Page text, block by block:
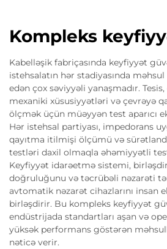
Kompleks
Kabelləşik fabriçasında keyfiyyət
istehsalatın hər stadiyasında məhsul
edən çox səviyyəli yanaşmadır.
mexaniki xüsusiyyətləri və çevrəyə
ölçmək üçün müəyyən test aparıcı
Hər istehsal partiyası, impedorans
qayıtma itilmişi ölçümü və
testləri daxil olmaqla əhəmiyyətli
Keyfiyyət idarəetmə sistemi,
doğruluğunu və təcrübəli nəzarəti
avtomatik nəzarət cihazlarını insan
birləşdirir. Bu kompleks keyfiyyət
endüstrijada standartları aşan və
yüksək performans göstərən
nəticə verir.